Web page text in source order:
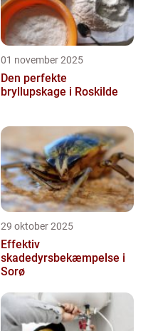
01 november 2025
Den perfekte
bryllupskage i Roskilde
29 oktober 2025
Effektiv
skadedyrsbekæmpelse i
Sorø